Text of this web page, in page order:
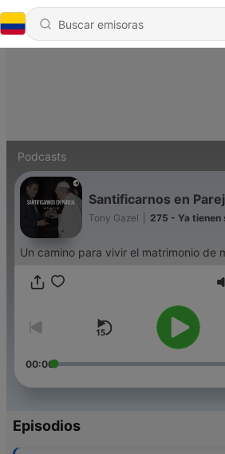
Podcasts
Santificarnos en
Tony Gazel 275 - Ya tienen
Un camino para vivir el matrimonio de
00:00
Episodios